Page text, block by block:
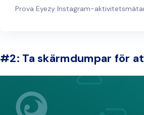
Prova Eyezy Instagram-
#2: Ta skärmdumpar för